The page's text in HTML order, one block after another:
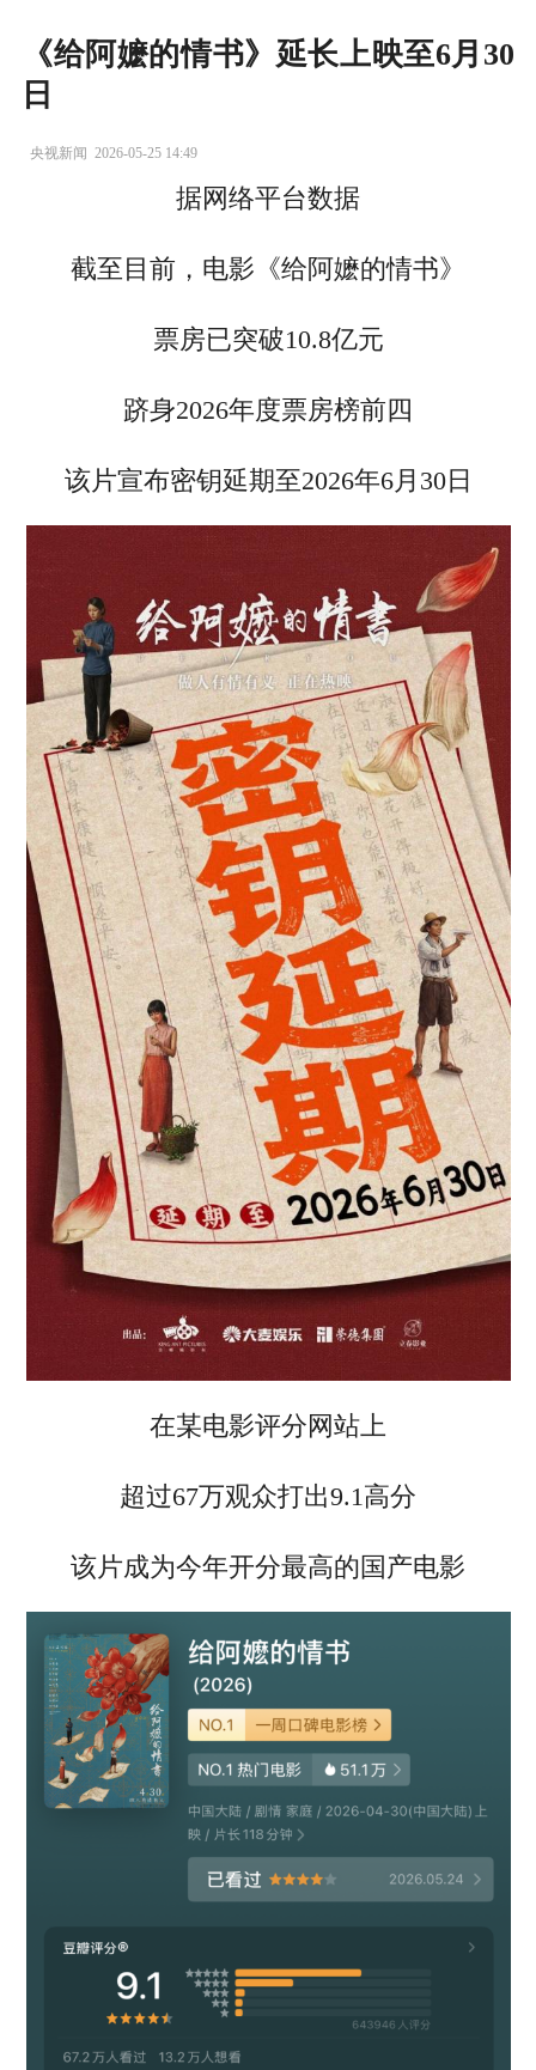
《给阿嬷的情书》延长上映至6月30
日
央视新闻 2026-05-25 14:49
据网络平台数据
截至目前，电影《给阿嬷的情书》
票房已突破10.8亿元
跻身2026年度票房榜前四
该片宣布密钥延期至2026年6月30日
在某电影评分网站上
超过67万观众打出9.1高分
该片成为今年开分最高的国产电影